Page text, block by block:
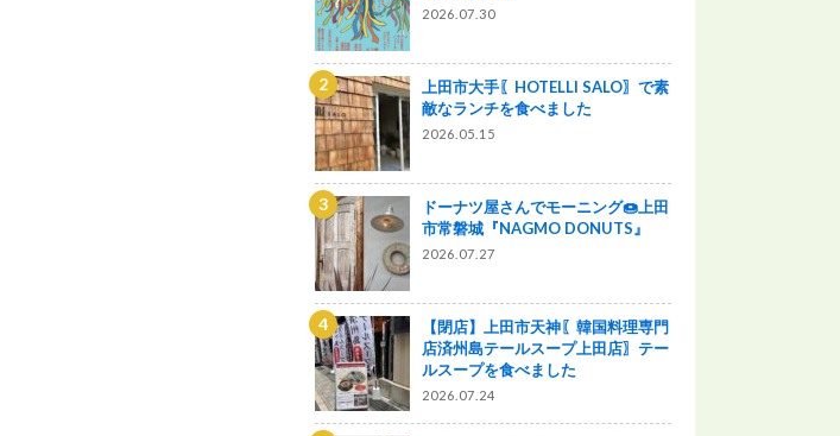
2026.07.30
上田市大手〖HOTELLI SALO〗で素
敵なランチを食べました
2026.05.15
ドーナツ屋さんでモーニング🍩上田
市常磐城『NAGMO DONUTS』
2026.07.27
【閉店】上田市天神〖韓国料理専門
店済州島テールスープ上田店〗テー
ルスープを食べました
2026.07.24